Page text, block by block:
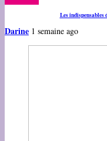
Les indispensables
Darine 1 semaine ago